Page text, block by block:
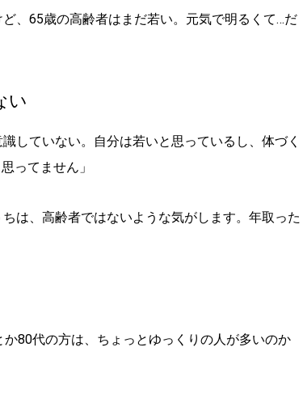
、65歳の高齢者はまだ若い。元気で明るくて…だ
い
していない。自分は若いと思っているし、体づく
ってません」
は、高齢者ではないような気がします。年取った
80代の方は、ちょっとゆっくりの人が多いのか